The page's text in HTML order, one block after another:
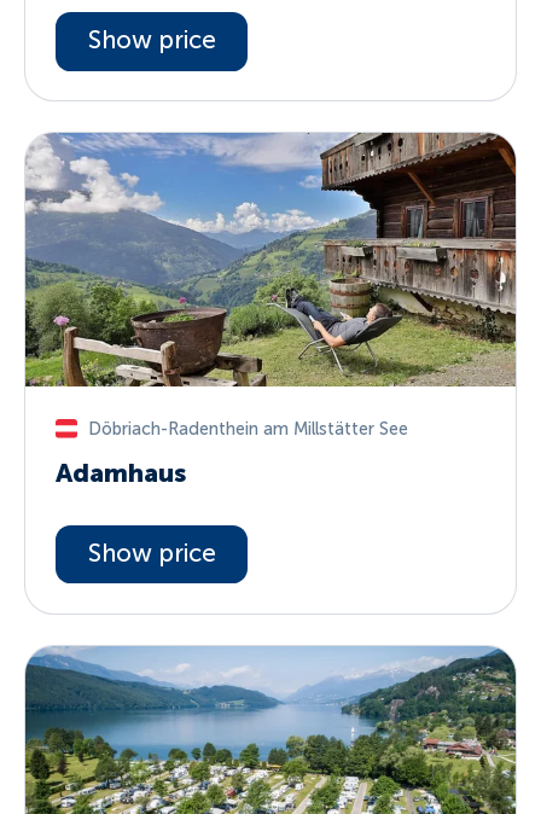
Show price
Döbriach-Radenthein am Millstätter See
Adamhaus
Show price